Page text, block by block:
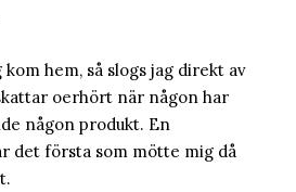
hem, så slogs jag direkt av
oerhört när någon har
någon produkt. En
det första som mötte mig då